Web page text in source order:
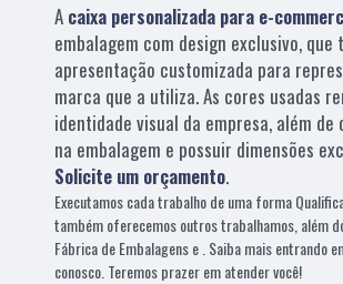
A caixa personalizada para e-
embalagem com design exclusivo, que
apresentação customizada para
marca que a utiliza. As cores usadas
identidade visual da empresa, além de
na embalagem e possuir dimensões
Solicite um orçamento.
Executamos cada trabalho de uma forma
também oferecemos outros trabalhamos, além
Fábrica de Embalagens e . Saiba mais entrando
conosco. Teremos prazer em atender você!